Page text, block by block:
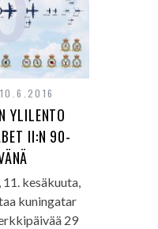
10.6.2016
YLILENTO
II:N 90-
kesäkuuta,
kuningatar
29